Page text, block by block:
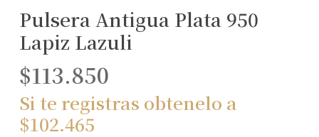
Pulsera Antigua Plata 950
Lapiz Lazuli
$113.850
Si te registras obtenelo a
$102.465